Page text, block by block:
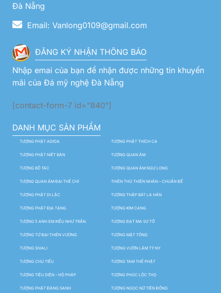
Đà Nẵng
Email: Vanlong0109@gmail.com
ĐĂNG KÝ NHẬN THÔNG BÁO
Nhập emai của bạn để nhận được những tin khuyến
mãi của Đá mỹ nghệ Đà Nẵng
[contact-form-7 id="840"]
DANH MỤC SẢN PHẨM
TƯỢNG PHẬT ADIDA TƯỢNG PHẬT THÍCH CA
TƯỢNG PHẬT NIẾT BÀN TƯỢNG QUAN ÂM
TƯỢNG BỒ TÁC TƯỢNG QUAN ÂM NGỰ LONG
TƯỢNG QUAN ÂM ĐẠI THẾ CHÍ THIÊN THỦ THIÊN NHÃN – CHUẨN ĐỀ
TƯỢNG PHẬT DI LẶC TƯỢNG THẬP BÁT LA HÁN
TƯỢNG PHẬT ĐỊA TẠNG TƯỢNG KIM CANG
TƯỢNG 5 ANH EM KIỀU NHƯ TRẦN TƯỢNG ĐẠT MA SƯ TỔ
TƯỢNG TỨ ĐẠI THIÊN VƯƠNG TƯỢNG MẬT TÔNG
TƯỢNG SIVALI TƯỢNG VƯỜN LÂM TỲ NY
TƯỢNG CHÚ TIỂU TƯỢNG TAM THẾ PHẬT
TƯỢNG TIÊU DIỆN – HỘ PHÁP TƯỢNG PHÚC LỘC THỌ
TƯỢNG PHẬT ĐẢNG SANH TƯỢNG NGỌC NỮ TIÊN ĐỒNG